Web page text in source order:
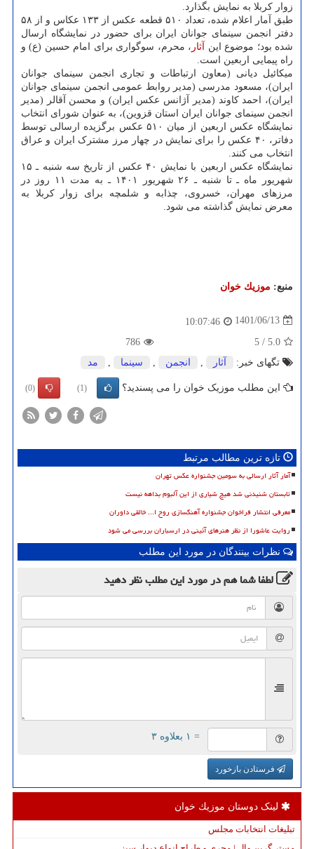
زوار کربلا به نمایش بگذارد.
طبق آمار اعلام شده، تعداد ۵۱۰ قطعه عکس از ۱۳۳ عکاس و از ۵۸
دفتر انجمن سینمای جوانان ایران برای حضور در نمایشگاه ارسال
شده بود؛ موضوع این
آثار ، محرم، سوگواری برای امام حسین (ع) و
راه پیمایی اربعین است.
میکائیل دیانی (معاون ارتباطات و تجاری انجمن سینمای جوانان
ایران)، مسعود مدرسی (مدیر روابط عمومی انجمن سینمای جوانان
ایران)، احمد کاوند (مدیر آژانس عکس ایران) و محسن آقالر (مدیر
انجمن سینمای جوانان ایران استان قزوین)، به عنوان شورای انتخاب
نمایشگاه عکس اربعین از میان ۵۱۰ عکس برگزیده ارسالی توسط
دفاتر، ۴۰ عکس را برای نمایش در چهار مرز مشترک ایران و عراق
انتخاب می کنند.
نمایشگاه عکس اربعین با نمایش ۴۰ عکس از تاریخ سه شنبه ـ ۱۵
شهریور ماه ـ تا شنبه ـ ۲۶ شهریور ۱۴۰۱ ـ به مدت ۱۱ روز در
مرزهای مهران، خسروی، چذابه و شلمچه برای زوار کربلا به
معرض نمایش گذاشته می شود.
منبع: موزیك خوان
1401/06/13
10:07:46
5.0
/
5
786
تگهای خبر:
آثار انجمن سینما مد
این مطلب موزیک خوان را می پسندید؟ (1)
(0)
تازه ترین مطالب مرتبط
آمار آثار ارسالی به سومین جشنواره عکس تهران
تابستان شنیدنی شد هیچ شیاری از این آلبوم بداهه نیست
معرفی انتشار فراخوان جشنواره آهنگسازی روح ا... خالقی داوران
روایت عاشورا از نظر هنرهای آئینی در ارسباران بررسی می شود
نظرات بینندگان در مورد این مطلب
لطفا شما همدر مورد این مطلبنظر دهید
= ۱ بعلاوه ۳
فرستادن بازخورد
لینک دوستان موزیك خوان
تبلیغات انتخابات مجلس